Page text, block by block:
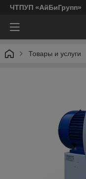
ЧТПУП «АйБиГрупп»
Товары и услуги